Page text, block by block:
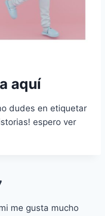
aquí
dudes en etiquetar
espero ver
me gusta mucho